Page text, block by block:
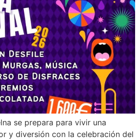
se prepara para vivir una
y diversión con la celebración del